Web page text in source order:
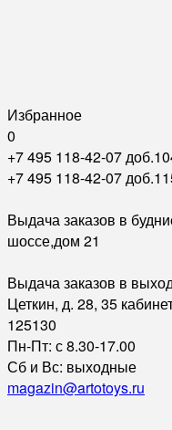
Избранное
0
+7 495 118-42-07
+7 495 118-42-07
Выдача заказов в
шоссе,дом 21
Выдача заказов в
Цеткин, д. 28, 35
125130
Пн-Пт: с 8.30-17.00
Сб и Вс: выходные
magazin@artotoys.ru